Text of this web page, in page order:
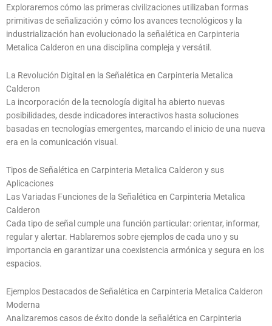
Exploraremos cómo las primeras civilizaciones utilizaban formas
primitivas de señalización y cómo los avances tecnológicos y la
industrialización han evolucionado la señalética en Carpinteria
Metalica Calderon en una disciplina compleja y versátil.
La Revolución Digital en la Señalética en Carpinteria Metalica
Calderon
La incorporación de la tecnología digital ha abierto nuevas
posibilidades, desde indicadores interactivos hasta soluciones
basadas en tecnologías emergentes, marcando el inicio de una nueva
era en la comunicación visual.
Tipos de Señalética en Carpinteria Metalica Calderon y sus
Aplicaciones
Las Variadas Funciones de la Señalética en Carpinteria Metalica
Calderon
Cada tipo de señal cumple una función particular: orientar, informar,
regular y alertar. Hablaremos sobre ejemplos de cada uno y su
importancia en garantizar una coexistencia armónica y segura en los
espacios.
Ejemplos Destacados de Señalética en Carpinteria Metalica Calderon
Moderna
Analizaremos casos de éxito donde la señalética en Carpinteria